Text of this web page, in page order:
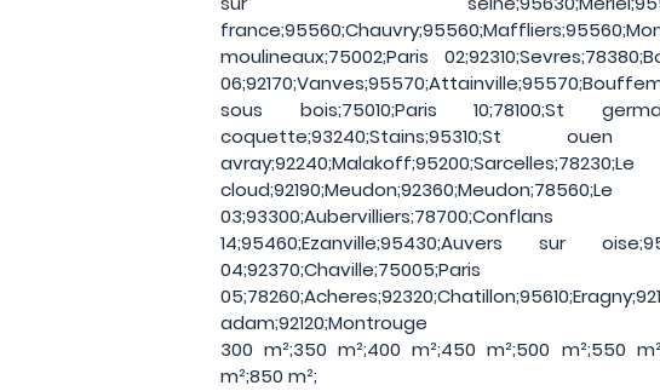
moulineaux;75002;Paris
sous bois;75010;Paris 10;78100;St
coquette;93240;Stains;95310;St
14;95460;Ezanville;95430;Auvers sur
04;92370;Chaville;75005;Paris
adam;92120;Montrouge
300 m²;350 m²;400 m²;450 m²;500 m²;550
m²;850 m²;